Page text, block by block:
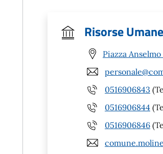
Risorse Umane
Piazza
0516906843
0516906844
0516906846